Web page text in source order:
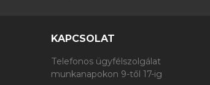
KAPCSOLAT
Telefonos ügyfélszolgálat
munkanapokon 9-től 17-ig